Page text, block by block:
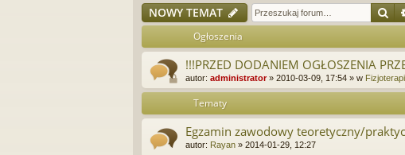
NOWY TEMAT
Ogłoszenia
!!!PRZED DODANIEM OGŁOSZENIA
autor: administrator» 2010-03-09, 17:54 » w
Tematy
Egzamin zawodowy teoretyczny/
autor: Rayan » 2014-01-29, 12:27